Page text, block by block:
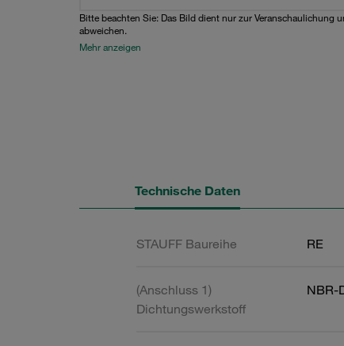
Bitte beachten Sie: Das Bild dient nur zur Veranschaulichung
abweichen.
Mehr anzeigen
Technische Daten
STAUFF Baureihe RE
(Anschluss 1)
Dichtungswerkstoff
NBR-